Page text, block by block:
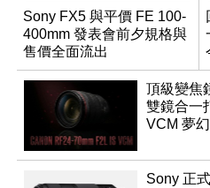
Sony FX5 與平價 FE 100-
400mm 發表會前夕規格與
售價全面流出
頂級變焦
雙鏡合一
VCM 夢
Sony 正